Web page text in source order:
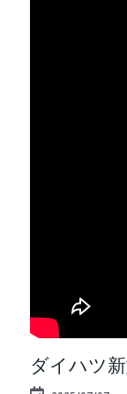
ダイハツ